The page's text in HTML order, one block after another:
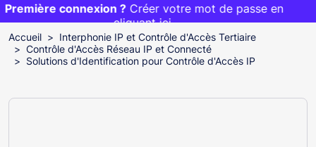
Première commande ?20€ OFFERT sur votre panier
et livraison 24/48h gratuite avec le codeBIENVENUE
connexion ? Créer votre mot de passe en
cliquant ici
EXCLU WEB :
Accueil
Interphonie IP et Contrôle d'Accès Tertiaire
Contrôle d'Accès Réseau IP et Connecté
Solutions d'Identification pour Contrôle d'Accès IP